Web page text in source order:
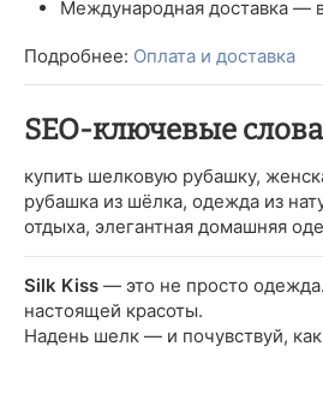
Международная доставка —
Подробнее: Оплата и доставка
SEO-ключевые
купить шелковую рубашку,
рубашка из шёлка, одежда из
отдыха, элегантная домашняя
Silk Kiss — это не просто
настоящей красоты.
Надень шелк — и почувствуй,